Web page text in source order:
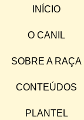
INÍCIO
O CANIL
SOBRE A RAÇA
CONTEÚDOS
PLANTEL